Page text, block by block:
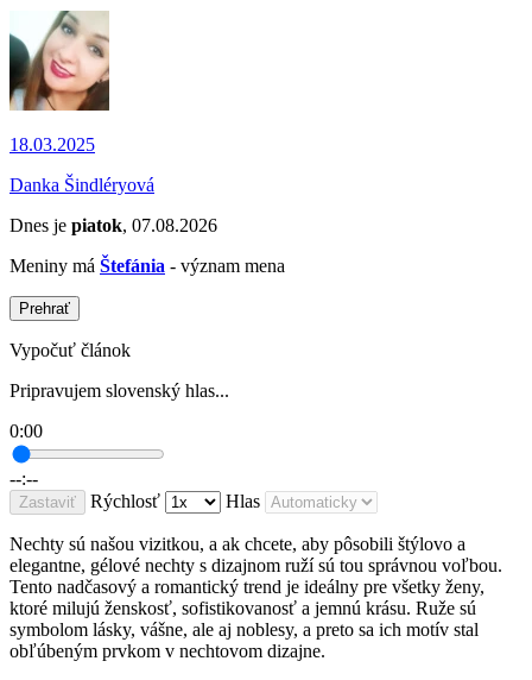
18.03.2025
Danka Šindléryová
Dnes je piatok, 07.08.2026
Meniny má Štefánia - význam mena
Prehrať
Vypočuť článok
Pripravujem slovenský hlas...
0:00
--:--
Zastaviť Rýchlosť Hlas
Nechty sú našou vizitkou, a ak chcete, aby pôsobili štýlovo a
elegantne, gélové nechty s dizajnom ruží sú tou správnou voľbou.
Tento nadčasový a romantický trend je ideálny pre všetky ženy,
ktoré milujú ženskosť, sofistikovanosť a jemnú krásu. Ruže sú
symbolom lásky, vášne, ale aj noblesy, a preto sa ich motív stal
obľúbeným prvkom v nechtovom dizajne.